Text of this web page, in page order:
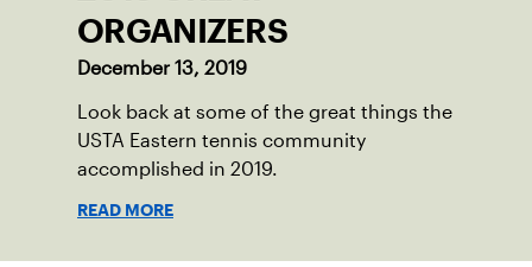
ORGANIZERS
December 13, 2019
Look back at some of the great things the
USTA Eastern tennis community
accomplished in 2019.
READ MORE